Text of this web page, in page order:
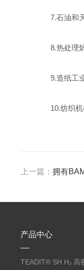
7.石油和天
8.热处理炉:
9.造纸工业:
10.纺织机械
上一篇： 拥有
产品中心
TEADIT® SH H₂ 高